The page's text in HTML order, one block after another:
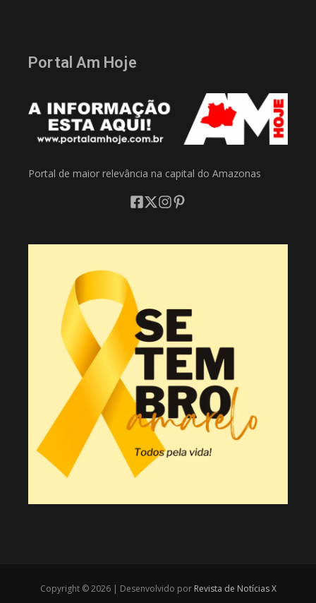
Portal Am Hoje
Portal de maior relevância na capital do Amazonas
Copyright © 2026 | Desenvolvido por Revista de Notícias X